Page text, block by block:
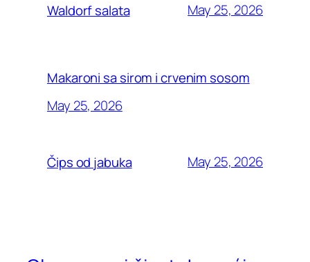
Waldorf salata May 25, 2026
Makaroni sa sirom i crvenim sosom
May 25, 2026
Čips od jabuka May 25, 2026